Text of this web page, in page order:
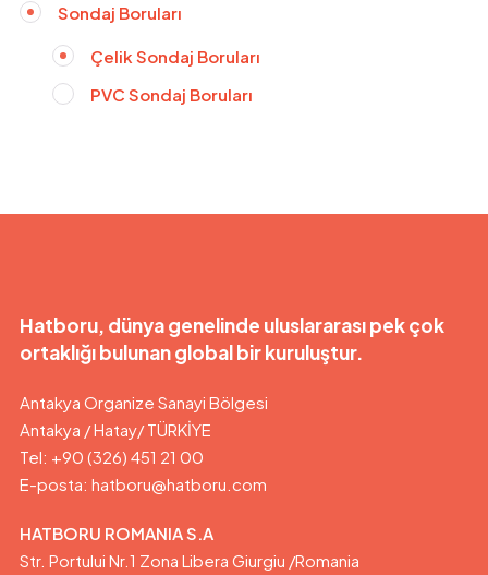
Sondaj Boruları
Çelik Sondaj Boruları
PVC Sondaj Boruları
Hatboru, dünya genelinde uluslararası pek çok
ortaklığı bulunan global bir kuruluştur.
Antakya Organize Sanayi Bölgesi
Antakya / Hatay/ TÜRKİYE
Tel: +90 (326) 451 21 00
E-posta: hatboru@hatboru.com
HATBORU ROMANIA S.A
Str. Portului Nr.1 Zona Libera Giurgiu /Romania